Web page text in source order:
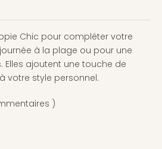
Chic pour compléter votre
à la plage ou pour une
Elles ajoutent une touche de
votre style personnel.
)
la quantité